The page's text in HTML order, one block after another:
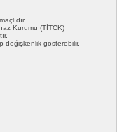
Kurumu (TİTCK)
değişkenlik gösterebilir.